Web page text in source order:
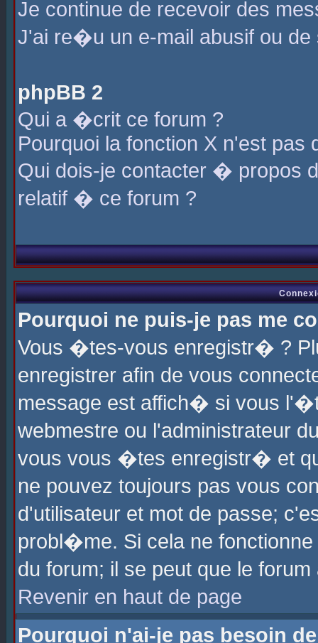
Je continue de recevoir des
J'ai re�u un e-mail abusif ou de
phpBB 2
Qui a �crit ce forum ?
Pourquoi la fonction X n'est pas
Qui dois-je contacter � propos
relatif � ce forum ?
Pourquoi ne puis-je pas me
Vous �tes-vous enregistr� ?
enregistrer afin de vous
message est affich� si vous
webmestre ou l'administrateur
vous vous �tes enregistr� et
ne pouvez toujours pas vous
d'utilisateur et mot de passe;
probl�me. Si cela ne
du forum; il se peut que le
Revenir en haut de page
Pourquoi n'ai-je pas besoin